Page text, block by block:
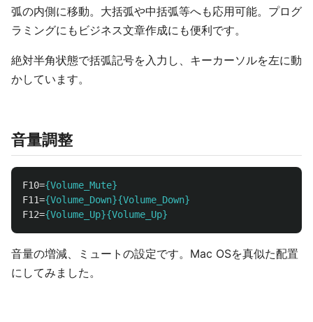
弧の内側に移動。大括弧や中括弧等へも応用可能。プログ
ラミングにもビジネス文章作成にも便利です。
絶対半角状態で括弧記号を入力し、キーカーソルを左に動
かしています。
音量調整
F10={Volume_Mute}
F11={Volume_Down}{Volume_Down}
F12={Volume_Up}{Volume_Up}
音量の増減、ミュートの設定です。Mac OSを真似た配置
にしてみました。